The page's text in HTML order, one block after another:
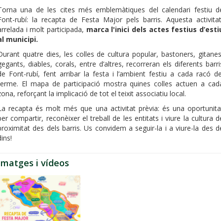
una de les cites més emblemàtiques del calendari festiu
rubí: la recapta de Festa Major pels barris. Aquesta
i molt participada, marca l'inici dels actes festius
municipi.
quatre dies, les colles de cultura popular, bastoners,
diables, corals, entre d’altres, recorreran els diferents
Font-rubí, fent arribar la festa i l’ambient festiu a cada racó
El mapa de participació mostra quines colles actuen a
reforçant la implicació de tot el teixit associatiu local.
recapta és molt més que una activitat prèvia: és una
compartir, reconèixer el treball de les entitats i viure la cultura
des dels barris. Us convidem a seguir-la i a viure-la des
i vídeos